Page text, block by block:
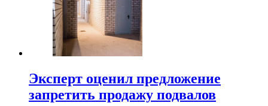
Эксперт оценил предложение
запретить продажу подвалов